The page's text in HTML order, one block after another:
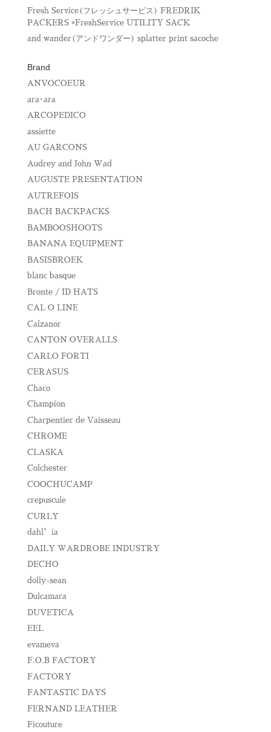
Fresh Service(フレッシュサービス) FREDRIK
PACKERS ×FreshService UTILITY SACK
and wander(アンドワンダー) splatter print sacoche
Brand
ANVOCOEUR
ara･ara
ARCOPEDICO
assiette
AU GARCONS
Audrey and John Wad
AUGUSTE PRESENTATION
AUTREFOIS
BACH BACKPACKS
BAMBOOSHOOTS
BANANA EQUIPMENT
BASISBROEK
blanc basque
Bronte / ID HATS
CAL O LINE
Calzanor
CANTON OVERALLS
CARLO FORTI
CERASUS
Chaco
Champion
Charpentier de Vaisseau
CHROME
CLASKA
Colchester
COOCHUCAMP
crepuscule
CURLY
dahl’ia
DAILY WARDROBE INDUSTRY
DECHO
dolly-sean
Dulcamara
DUVETICA
EEL
evameva
F.O.B FACTORY
FACTORY
FANTASTIC DAYS
FERNAND LEATHER
Ficouture